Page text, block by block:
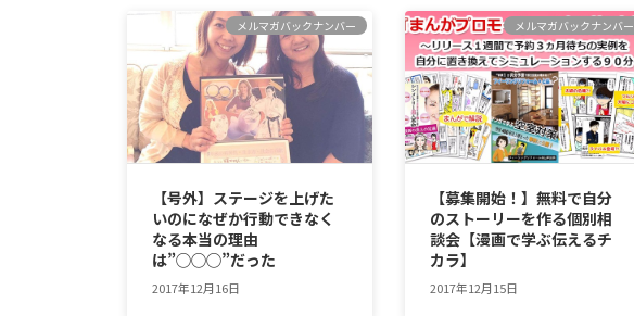
メルマガバックナンバー
【号外】ステージを上げた
いのになぜか行動できなく
なる本当の理由
は”◯◯◯”だった
2017年12月16日
メルマガバックナンバー
【募集開始！】無料で自分
のストーリーを作る個別相
談会【漫画で学ぶ伝えるチ
カラ】
2017年12月15日